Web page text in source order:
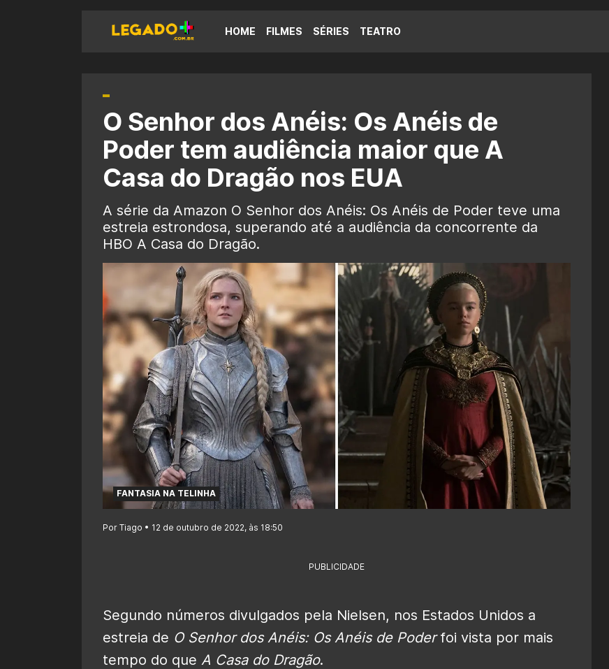
HOME FILMES SÉRIES TEATRO
O Senhor dos Anéis: Os Anéis de
Poder tem audiência maior que A
Casa do Dragão nos EUA
A série da Amazon O Senhor dos Anéis: Os Anéis de Poder teve uma
estreia estrondosa, superando até a audiência da concorrente da
HBO A Casa do Dragão.
FANTASIA NA TELINHA
Por Tiago • 12 de outubro de 2022, às 18:50
PUBLICIDADE
Segundo números divulgados pela Nielsen, nos Estados Unidos a
estreia de O Senhor dos Anéis: Os Anéis de Poderfoi vista por mais
tempo do que A Casa do Dragão.